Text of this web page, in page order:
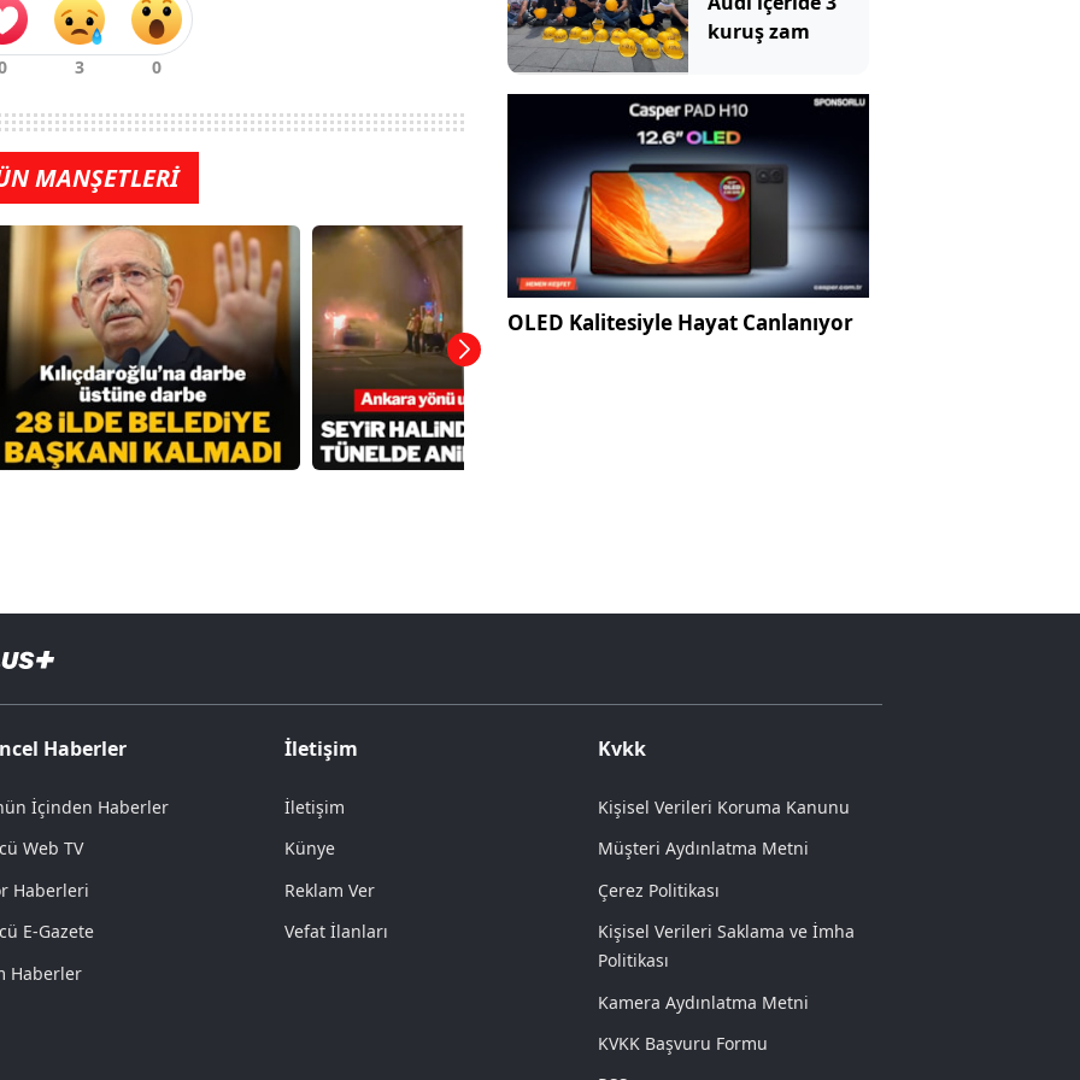
MANŞETLERİ
kuruş zam
OLED Kalitesiyle Hayat Canlanıyor
Haberler
İçinden Haberler
Web TV
Haberleri
E-Gazete
Haberler
İletişim
İletişim
Künye
Reklam Ver
Vefat İlanları
Kvkk
Kişisel Verileri Koruma Kanunu
Müşteri Aydınlatma Metni
Çerez Politikası
Kişisel Verileri Saklama ve İmha
Politikası
Kamera Aydınlatma Metni
KVKK Başvuru Formu